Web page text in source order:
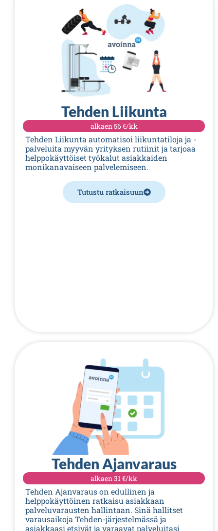
Tehden Liikunta
alkaen56 €/kk
Tehden Liikunta automatisoi liikuntatiloja ja -
palveluita myyvän yrityksen rutiinit ja tarjoaa
helppokäyttöiset työkalut asiakkaiden
monikanavaiseen palvelemiseen.
Tutustu ratkaisuun
Tehden Ajanvaraus
alkaen 31 €/kk
Tehden Ajanvaraus on edullinen ja
helppokäyttöinen ratkaisu asiakkaan
palveluvarausten hallintaan. Sinä hallitset
varausaikoja Tehden-järjestelmässä ja
asiakkaasi etsivät ja varaavat palveluitasi